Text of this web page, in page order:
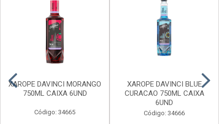
XAROPE DAVINCI MORANGO
750ML CAIXA 6UND
Código: 34665
XAROPE DAVINCI BLUE
CURACAO 750ML CAIXA
6UND
Código: 34666